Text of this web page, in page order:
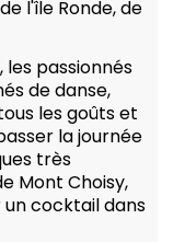
l'île Ronde, de
passionnés
de danse,
les goûts et
la journée
très
Mont Choisy,
un cocktail dans